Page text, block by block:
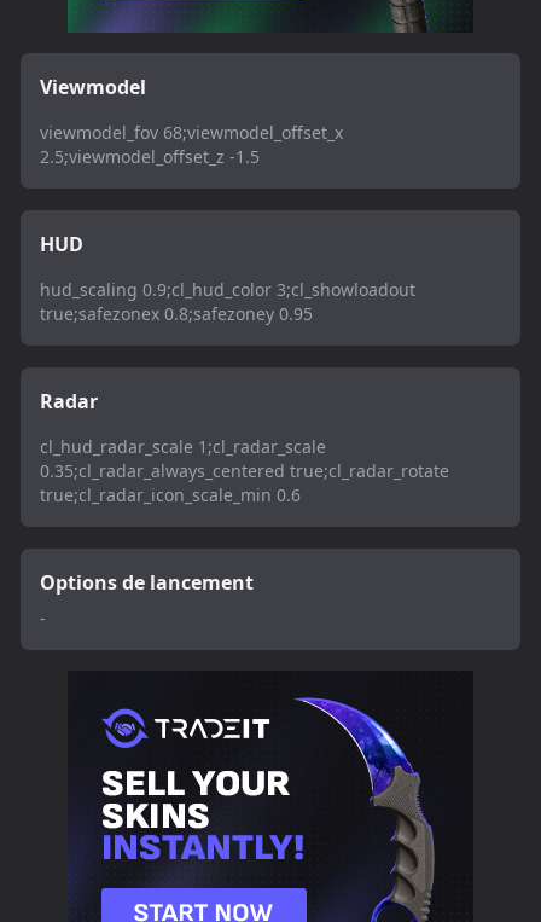
Viewmodel
viewmodel_fov 68;viewmodel_offset_x
2.5;viewmodel_offset_z -1.5
HUD
hud_scaling 0.9;cl_hud_color 3;cl_showloadout
true;safezonex 0.8;safezoney 0.95
Radar
cl_hud_radar_scale 1;cl_radar_scale
0.35;cl_radar_always_centered true;cl_radar_rotate
true;cl_radar_icon_scale_min 0.6
Options de lancement
-